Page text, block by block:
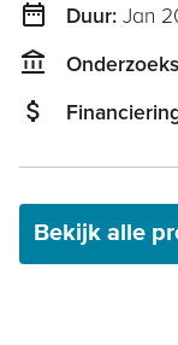
date_range Duur: Jan
account_balance
attach_money
Bekijk alle